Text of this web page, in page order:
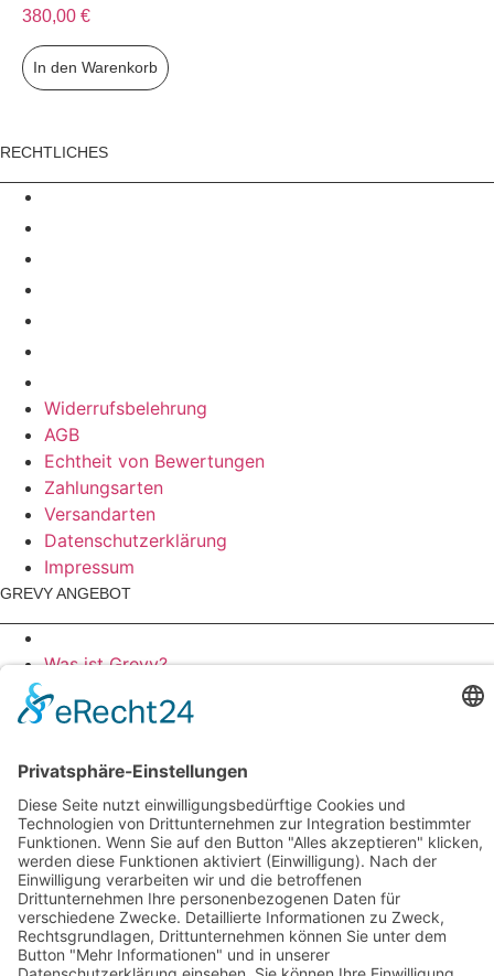
380,00 €
In den Warenkorb
RECHTLICHES
Widerrufsbelehrung
AGB
Echtheit von Bewertungen
Zahlungsarten
Versandarten
Datenschutz­erklärung
Impressum
GREVY ANGEBOT
Was ist Grevy?
BENUTZERANMELDUNG
Passwort
Benutzername merken
Anmelden